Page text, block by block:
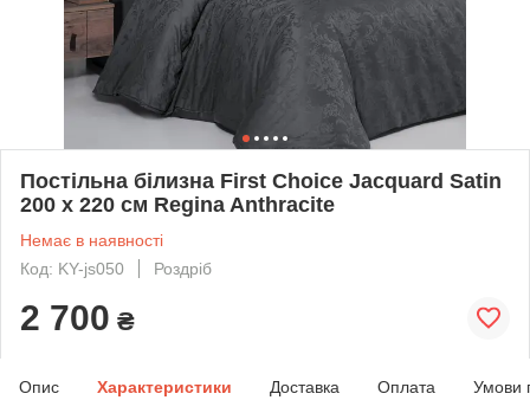
Постільна білизна First Choice Jacquard Satin
200 х 220 см Regina Anthracite
Немає в наявності
Код: KY-js050
Роздріб
2 700 ₴
Опис Характеристики Доставка Оплата Умови